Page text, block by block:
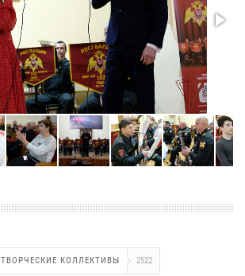
ТВОРЧЕСКИЕ КОЛЛЕКТИВЫ 2522